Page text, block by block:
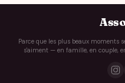
Parce que les plus beaux moments
s'aiment — en famille, en couple,